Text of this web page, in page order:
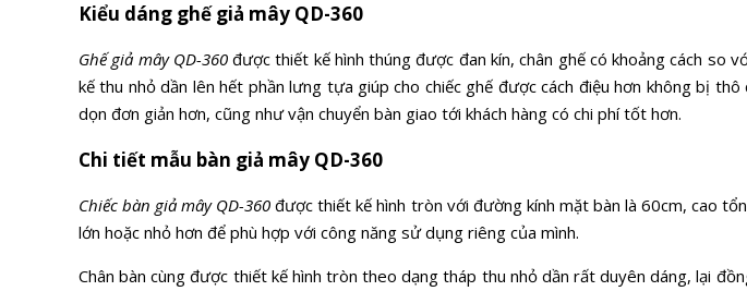
Kiểu dáng ghế giả mây QD-360
Ghế giả mây QD-360được thiết kế hình thúng được đan kín, chân ghế có khoảng cách so
kế thu nhỏ dần lên hết phần lưng tựa giúp cho chiếc ghế được cách điệu hơn không bị
dọn đơn giản hơn, cũng như vận chuyển bàn giao tới khách hàng có chi phí tốt hơn.
Chi tiết mẫu bàn giả mây QD-360
Chiếc bàn giả mây QD-360 được thiết kế hình tròn với đường kính mặt bàn là 60cm, cao
lớn hoặc nhỏ hơn để phù hợp với công năng sử dụng riêng của mình.
Chân bàn cùng được thiết kế hình tròn theo dạng tháp thu nhỏ dần rất duyên dáng, lại